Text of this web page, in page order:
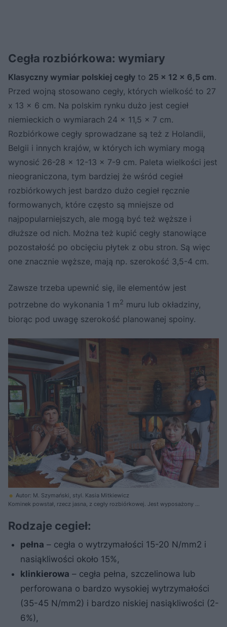
Cegła rozbiórkowa: wymiary
Klasyczny wymiar polskiej cegły to 25 x 12 x 6,5 cm.
Przed wojną stosowano cegły, których wielkość to 27
x 13 x 6 cm. Na polskim rynku dużo jest cegieł
niemieckich o wymiarach 24 x 11,5 x 7 cm.
Rozbiórkowe cegły sprowadzane są też z Holandii,
Belgii i innych krajów, w których ich wymiary mogą
wynosić 26-28 x 12-13 x 7-9 cm. Paleta wielkości jest
nieograniczona, tym bardziej że wśród cegieł
rozbiórkowych jest bardzo dużo cegieł ręcznie
formowanych, które często są mniejsze od
najpopularniejszych, ale mogą być też węższe i
dłuższe od nich. Można też kupić cegły stanowiące
pozostałość po obcięciu płytek z obu stron. Są więc
one znacznie węższe, mają np. szerokość 3,5-4 cm.
Zawsze trzeba upewnić się, ile elementów jest
potrzebne do wykonania 1 m2 muru lub okładziny,
biorąc pod uwagę szerokość planowanej spoiny.
Autor: M. Szymański, styl. Kasia Mitkiewicz
Kominek powstał, rzecz jasna, z cegły rozbiórkowej. Jest wyposażony w
żeliwnymi drzwiczkami zrobił według pomysłu Sławka zaprzyjaźniony
ślusarz-spawacz, pan Zdzisław z Mszczonowa.
Rodzaje cegieł:
pełna – cegła o wytrzymałości 15-20 N/mm2 i
nasiąkliwości około 15%,
klinkierowa – cegła pełna, szczelinowa lub
perforowana o bardzo wysokiej wytrzymałości
(35-45 N/mm2) i bardzo niskiej nasiąkliwości (2-
6%),